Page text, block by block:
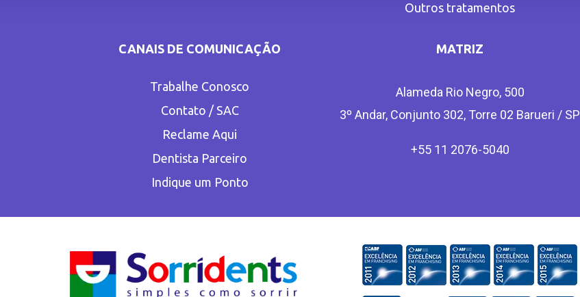
Outros tratamentos
CANAIS DE COMUNICAÇÃO
Trabalhe Conosco
Contato / SAC
Reclame Aqui
Dentista Parceiro
Indique um Ponto
MATRIZ
Alameda Rio Negro, 500
3º Andar, Conjunto 302, Torre 02 Barueri / SP
+55 11 2076-5040